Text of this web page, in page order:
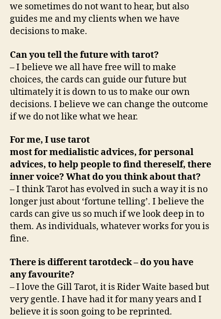
we sometimes do not want to hear, but also
guides me and my clients when we have
decisions to make.
Can you tell the future with tarot?
– I believe we all have free will to make
choices, the cards can guide our future but
ultimately it is down to us to make our own
decisions. I believe we can change the outcome
if we do not like what we hear.
For me, I use tarot
most for medialistic advices, for personal
advices, to help people to find thereself, there
inner voice? What do you think about that?
– I think Tarot has evolved in such a way it is no
longer just about ‘fortune telling’. I believe the
cards can give us so much if we look deep in to
them. As individuals, whatever works for you is
fine.
There is different tarotdeck – do you have
any favourite?
– I love the Gill Tarot, it is Rider Waite based but
very gentle. I have had it for many years and I
believe it is soon going to be reprinted.